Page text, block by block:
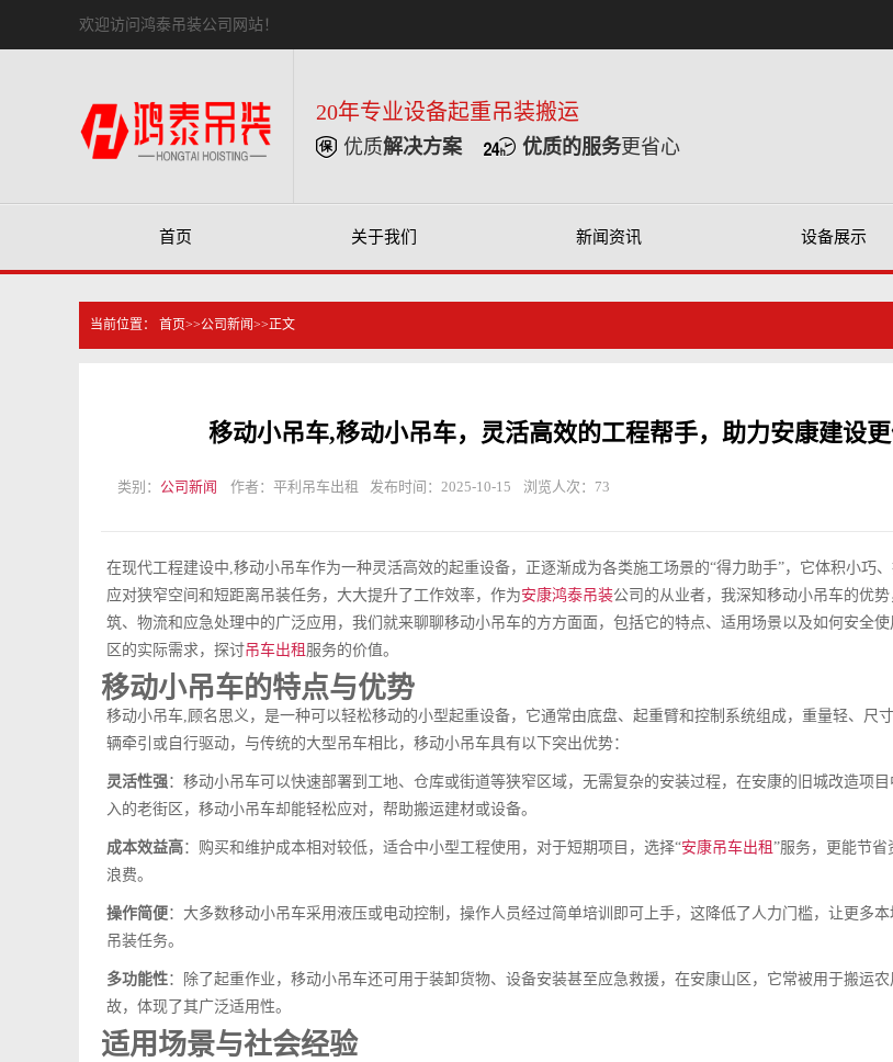
欢迎访问鸿泰吊装公司网站！
20年专业设备起重吊装搬运
优质解决方案 优质的服务更省心
首页 关于我们 新闻资讯 设备展示
当前位置： 首页>>公司新闻>>正文
移动小吊车,移动小吊车，灵活高效的工程帮手，助力安康建设
类别： 公司新闻 作者：平利吊车出租 发布时间：2025-10-15 浏览人次： 73
在现代工程建设中,移动小吊车作为一种灵活高效的起重设备，正逐渐成为各类施工场景的“得力助手”，它体积小巧
应对狭窄空间和短距离吊装任务，大大提升了工作效率，作为安康鸿泰吊装公司的从业者，我深知移动小吊车的优
筑、物流和应急处理中的广泛应用，我们就来聊聊移动小吊车的方方面面，包括它的特点、适用场景以及如何安全
区的实际需求，探讨吊车出租 服务的价值。
移动小吊车的特点与优势
移动小吊车,顾名思义，是一种可以轻松移动的小型起重设备，它通常由底盘、起重臂和控制系统组成，重量轻、尺
辆牵引或自行驱动，与传统的大型吊车相比，移动小吊车具有以下突出优势：
灵活性强：移动小吊车可以快速部署到工地、仓库或街道等狭窄区域，无需复杂的安装过程，在安康的旧城改造项
入的老街区，移动小吊车却能轻松应对，帮助搬运建材或设备。
成本效益高：购买和维护成本相对较低，适合中小型工程使用，对于短期项目，选择“安康吊车出租 ”服务，更能节
浪费。
操作简便：大多数移动小吊车采用液压或电动控制，操作人员经过简单培训即可上手，这降低了人力门槛，让更多
吊装任务。
多功能性：除了起重作业，移动小吊车还可用于装卸货物、设备安装甚至应急救援，在安康山区，它常被用于搬运
故，体现了其广泛适用性。
适用场景与社会经验